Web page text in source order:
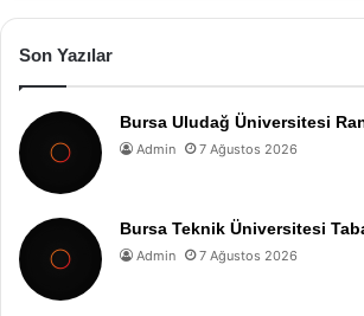
Son Yazılar
Bursa Uludağ Üniversitesi
Admin 7 Ağustos 2026
Bursa Teknik Üniversitesi
Admin 7 Ağustos 2026